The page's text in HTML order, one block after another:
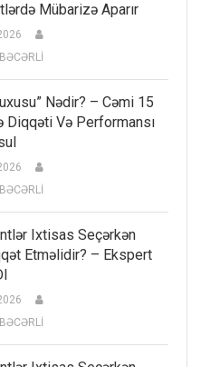
Mübarizə Aparır
Nədir? – Cəmi 15
Diqqəti Və Performansı
Ixtisas Seçərkən
Etməlidir? – Ekspert